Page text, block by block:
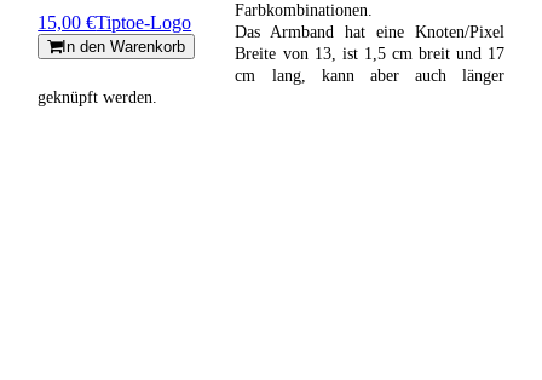
15,00 €Tiptoe-Logo
In den Warenkorb
Farbkombinationen.
Das Armband hat eine Knoten/Pixel
Breite von 13, ist 1,5 cm breit und 17
cm lang, kann aber auch länger
geknüpft werden.